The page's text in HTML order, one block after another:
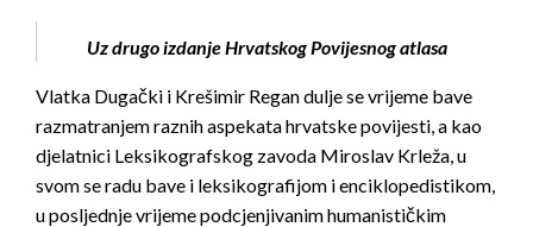
Uz drugo izdanje Hrvatskog Povijesnog atlasa
Vlatka Dugački i Krešimir Regan dulje se vrijeme bave
razmatranjem raznih aspekata hrvatske povijesti, a kao
djelatnici Leksikografskog zavoda Miroslav Krleža, u
svom se radu bave i leksikografijom i enciklopedistikom,
u posljednje vrijeme podcjenjivanim humanističkim